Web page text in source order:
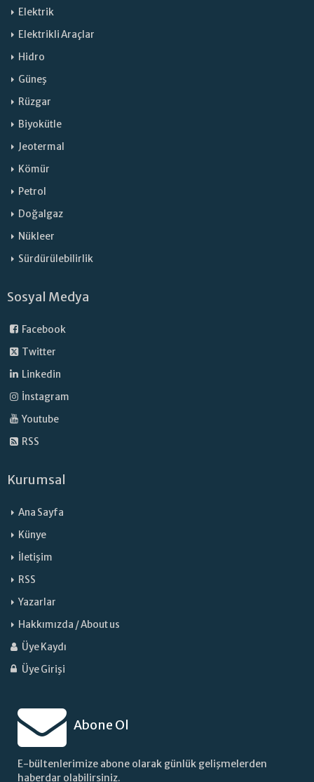
Elektrik
Elektrikli Araçlar
Hidro
Güneş
Rüzgar
Biyokütle
Jeotermal
Kömür
Petrol
Doğalgaz
Nükleer
Sürdürülebilirlik
Sosyal Medya
Facebook
Twitter
Linkedin
İnstagram
Youtube
RSS
Kurumsal
Ana Sayfa
Künye
İletişim
RSS
Yazarlar
Hakkımızda / About us
Üye Kaydı
Üye Girişi
Abone Ol
E-bültenlerimize abone olarak günlük gelişmelerden
haberdar olabilirsiniz.